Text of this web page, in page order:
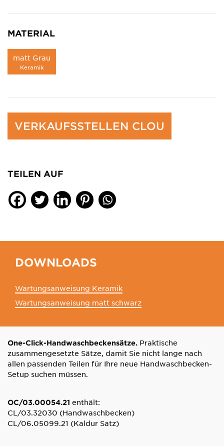
MATERIAL
matt Grau
Keramik
VERKAUFSSTELLEN CLOU
TEILEN AUF
DOWNLOADS
Wartungsanweisung Keramik
Wartungsanweisung matt schwarz
One-Click-Handwaschbeckensätze. Praktische
zusammengesetzte Sätze, damit Sie nicht lange nach
allen passenden Teilen für Ihre neue Handwaschbecken-
Setup suchen müssen.
OC/03.00054.21 enthält:
CL/03.32030 (Handwaschbecken)
CL/06.05099.21 (Kaldur Satz)